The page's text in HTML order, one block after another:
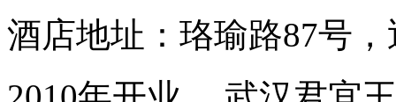
酒店地址：珞瑜路87号